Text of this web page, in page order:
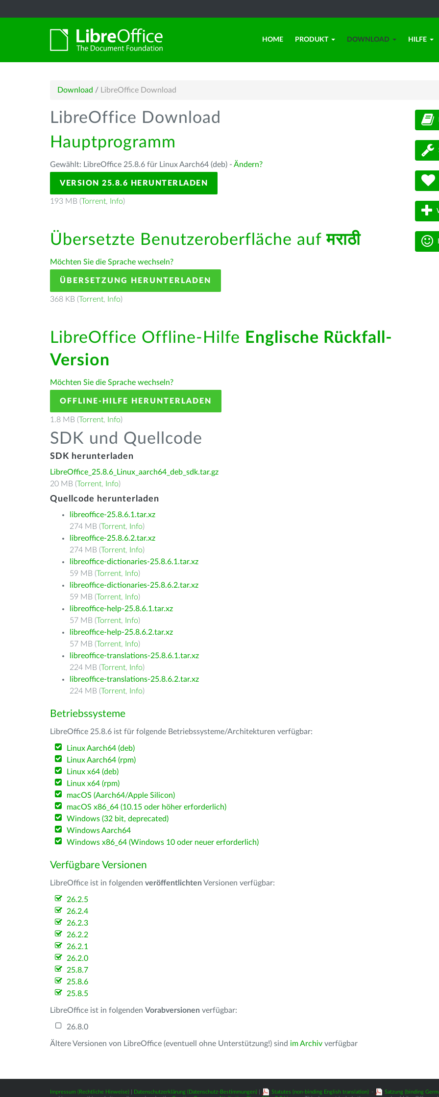
HOME PRODUKT DOWNLOAD HILFE
Download / LibreOffice Download
LibreOffice Download
Hauptprogramm
Gewählt: LibreOffice 25.8.6 für Linux Aarch64 (deb) - Ändern?
VERSION 25.8.6 HERUNTERLADEN
193 MB (Torrent, Info)
Übersetzte Benutzeroberfläche aufमराठी
Möchten Sie die Sprache wechseln?
ÜBERSETZUNG HERUNTERLADEN
368 KB (Torrent, Info)
LibreOffice Offline-Hilfe Englische Rückfall-
Version
Möchten Sie die Sprache wechseln?
OFFLINE-HILFE HERUNTERLADEN
1.8 MB (Torrent, Info)
SDK und Quellcode
SDK herunterladen
LibreOffice_25.8.6_Linux_aarch64_deb_sdk.tar.gz
20 MB (Torrent, Info)
Quellcode herunterladen
libreoffice-25.8.6.1.tar.xz
274 MB (Torrent, Info)
libreoffice-25.8.6.2.tar.xz
274 MB (Torrent, Info)
libreoffice-dictionaries-25.8.6.1.tar.xz
59 MB (Torrent, Info)
libreoffice-dictionaries-25.8.6.2.tar.xz
59 MB (Torrent, Info)
libreoffice-help-25.8.6.1.tar.xz
57 MB (Torrent, Info)
libreoffice-help-25.8.6.2.tar.xz
57 MB (Torrent, Info)
libreoffice-translations-25.8.6.1.tar.xz
224 MB (Torrent, Info)
libreoffice-translations-25.8.6.2.tar.xz
224 MB (Torrent, Info)
Betriebssysteme
LibreOffice 25.8.6 ist für folgende Betriebssysteme/Architekturen verfügbar:
Linux Aarch64 (deb)
Linux Aarch64 (rpm)
Linux x64 (deb)
Linux x64 (rpm)
macOS (Aarch64/Apple Silicon)
macOS x86_64 (10.15 oder höher erforderlich)
Windows (32 bit, deprecated)
Windows Aarch64
Windows x86_64 (Windows 10 oder neuer erforderlich)
Verfügbare Versionen
LibreOffice ist in folgenden veröffentlichten Versionen verfügbar:
26.2.5
26.2.4
26.2.3
26.2.2
26.2.1
26.2.0
25.8.7
25.8.6
25.8.5
LibreOffice ist in folgenden Vorabversionen verfügbar:
26.8.0
Ältere Versionen von LibreOffice (eventuell ohne Unterstützung!) sind im Archiv verfügbar
Impressum (Rechtliche Hinweise) Datenschutzerklärung (Datenschutz-Bestimmungen) Statutes (non-binding English translation) - Satzung (binding